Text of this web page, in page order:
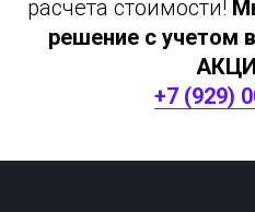
расчета стоимости!
решение с учетом
+7 (929)